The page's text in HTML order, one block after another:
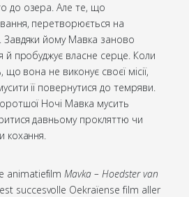
до озера. Але те, що
перетворюється на
йому Мавка заново
й пробуджує власне серце. Коли
що вона не виконує своєї місії,
її повернутися до темряви.
Ночі Мавка мусить
давньому прокляттю чи
кохання.
animatiefilmMavka – Hoedster van
succesvolle Oekraïense film aller